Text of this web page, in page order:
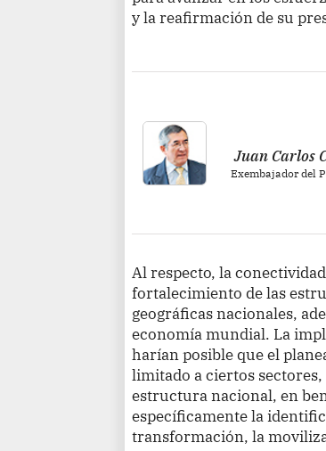
y la reafirmación de su
Juan Carlos
Exembajador del
Al respecto, la
fortalecimiento de las
geográficas nacionales,
economía mundial. La
harían posible que el
limitado a ciertos
estructura nacional, en
específicamente la
transformación, la